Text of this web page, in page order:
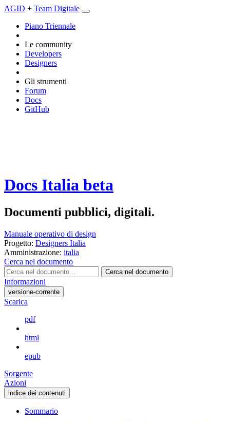
AGID + Team Digitale
Piano Triennale
Le community
Developers
Designers
Gli strumenti
Forum
Docs
GitHub
Docs Italia beta
Documenti pubblici, digitali.
Manuale operativo di design
Progetto: Designers Italia
Amministrazione: italia
Cerca nel documento
Cerca nel documento
Informazioni
versione-corrente
Scarica
pdf
html
epub
Sorgente
Azioni
indice dei contenuti
Sommario